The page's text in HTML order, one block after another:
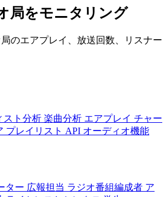
局をモニタリング
のエアプレイ、放送回数、リスナー
スト分析 楽曲分析 エアプレイ チャー
プレイリスト API オーディオ機能
ター 広報担当 ラジオ番組編成者 ア